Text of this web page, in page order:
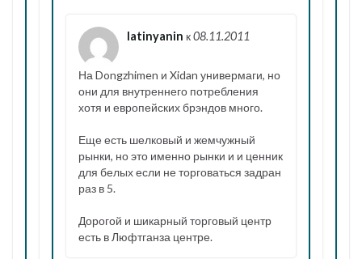
latinyanin к08.11.2011
На Dongzhimen и Xidan универмаги, но
они для внутреннего потребления
хотя и европейских брэндов много.
Еще есть шелковый и жемчужный
рынки, но это именно рынки и и ценник
для белых если не торговаться задран
раз в 5.
Дорогой и шикарный торговый центр
есть в Люфтганза центре.